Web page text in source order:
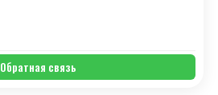
Обратная связь